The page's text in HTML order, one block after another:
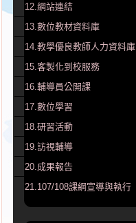
12.網站連結
13.數位教材資料庫
14.教學優良教師人力資料庫
15.客製化到校服務
16.輔導員公開課
17.數位學習
18.研習活動
19.訪視輔導
20.成果報告
21.107/108課綱宣導與執行